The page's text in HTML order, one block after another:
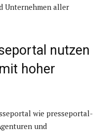
Unternehmen aller
nutzen
hoher
wie presseportal-
und